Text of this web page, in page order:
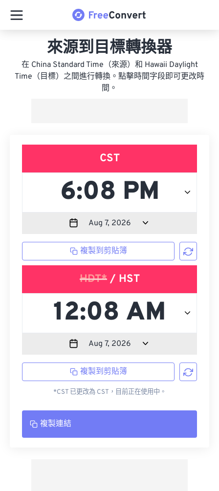
來源到目標轉換器
在 China Standard Time（來源）和 Hawaii Daylight
Time（目標）之間進行轉換。點擊時間字段即可更改時
間。
CST
複製到剪貼簿
HDT*/ HST
複製到剪貼簿
*CST 已更改為 CST，目前正在使用中。
複製連結